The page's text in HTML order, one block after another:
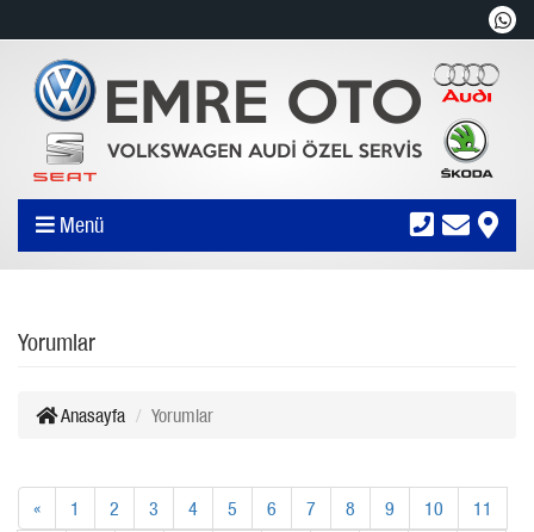
Menü
Yorumlar
Anasayfa Yorumlar
« 1 2 3 4 5 6 7 8 9 10
11